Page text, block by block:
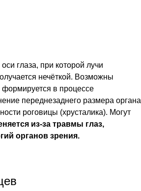
глаза, при которой лучи
нечёткой. Возможны
в процессе
переднезаднего размера органа
роговицы (хрусталика). Могут
из-за травмы глаз,
органов зрения.